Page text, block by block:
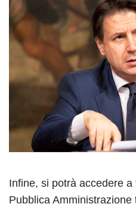
Infine, si potrà accedere
Pubblica